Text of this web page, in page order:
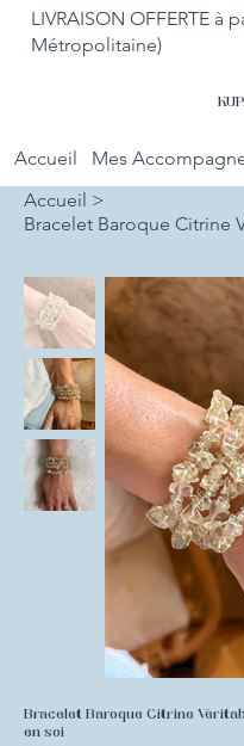
LIVRAISON OFFERTE à
Métropolitaine)
Accueil Mes
Accueil >
Bracelet Baroque Citrine
en soi